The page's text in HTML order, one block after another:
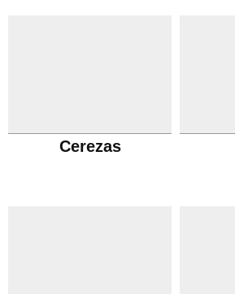
Cerezas